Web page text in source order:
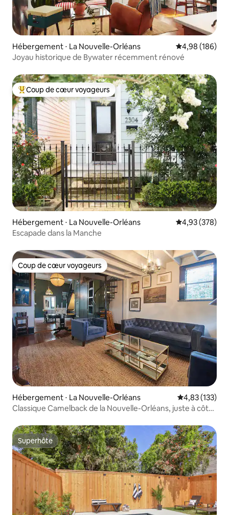
Hébergement ⋅ La Nouvelle-Orléans Évaluation
4,98 (186)
Joyau historique de Bywater récemment rénové
Coups de cœur voyageurs les plus appréciés
Coup de cœur voyageurs
Hébergement ⋅ La Nouvelle-Orléans Évaluation
4,93 (378)
Escapade dans la Manche
Coup de cœur voyageurs
Coup de cœur voyageurs
Hébergement ⋅ La Nouvelle-Orléans Évaluation
4,83 (133)
Classique Camelback de la Nouvelle-Orléans, juste à côté
Superhôte
Superhôte